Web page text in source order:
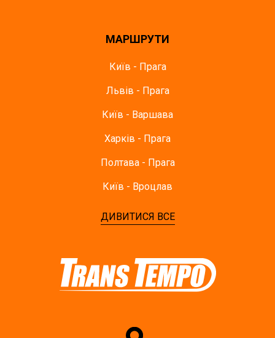
МАРШРУТИ
Київ - Прага
Львів - Прага
Київ - Варшава
Харків - Прага
Полтава - Прага
Київ - Вроцлав
ДИВИТИСЯ ВСЕ